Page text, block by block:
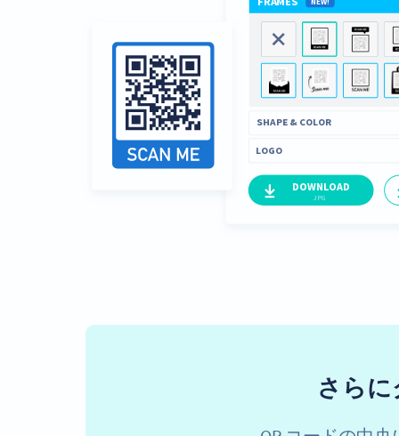
さら